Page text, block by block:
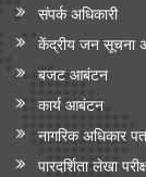
संपर्क अधिकारी
केंद्रीय जन सूचना
बजट आबंटन
कार्य आबंटन
नागरिक अधिकार
पारदर्शिता लेखा